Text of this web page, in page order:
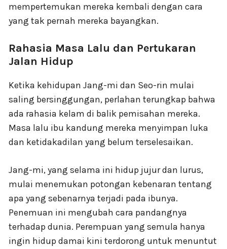
mempertemukan mereka kembali dengan cara
yang tak pernah mereka bayangkan.
Rahasia Masa Lalu dan Pertukaran
Jalan Hidup
Ketika kehidupan Jang-mi dan Seo-rin mulai
saling bersinggungan, perlahan terungkap bahwa
ada rahasia kelam di balik pemisahan mereka.
Masa lalu ibu kandung mereka menyimpan luka
dan ketidakadilan yang belum terselesaikan.
Jang-mi, yang selama ini hidup jujur dan lurus,
mulai menemukan potongan kebenaran tentang
apa yang sebenarnya terjadi pada ibunya.
Penemuan ini mengubah cara pandangnya
terhadap dunia. Perempuan yang semula hanya
ingin hidup damai kini terdorong untuk menuntut